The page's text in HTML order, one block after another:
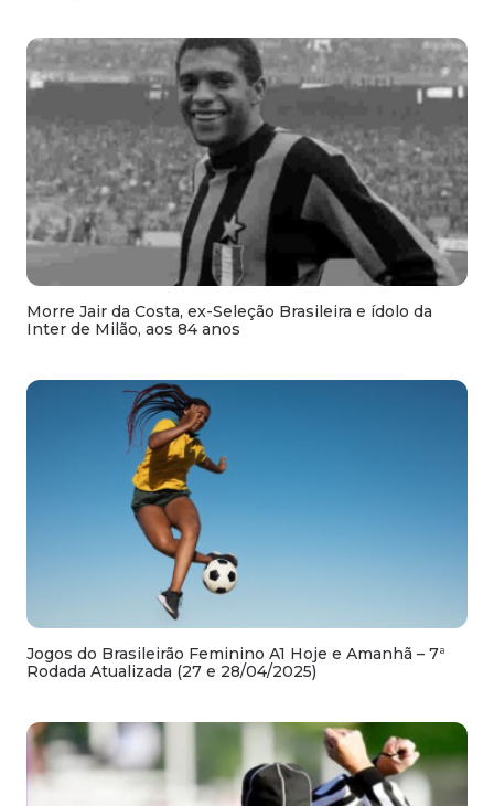
Morre Jair da Costa, ex-Seleção Brasileira e ídolo da
Inter de Milão, aos 84 anos
Jogos do Brasileirão Feminino A1 Hoje e Amanhã – 7ª
Rodada Atualizada (27 e 28/04/2025)